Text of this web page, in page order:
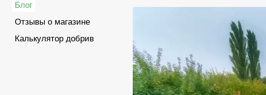
Блог
Отзывы о магазине
Калькулятор добрив